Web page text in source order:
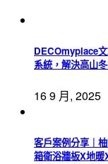
DECOmyplace
系統，解決高山
16 9 月, 2025
客戶案例分享｜
箱衛浴牆板X地暖